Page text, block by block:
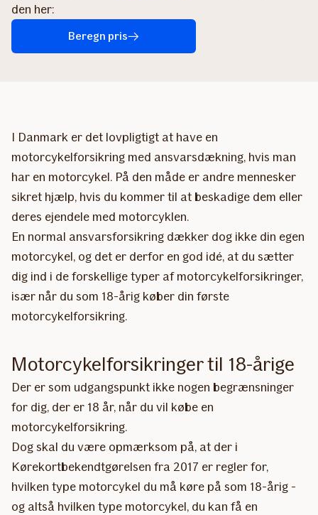
den her:
Beregn pris
I Danmark er det lovpligtigt at have en
motorcykelforsikring med ansvarsdækning, hvis man
har en motorcykel. På den måde er andre mennesker
sikret hjælp, hvis du kommer til at beskadige dem eller
deres ejendele med motorcyklen.
En normal ansvarsforsikring dækker dog ikke din egen
motorcykel, og det er derfor en god idé, at du sætter
dig ind i de forskellige typer af motorcykelforsikringer,
især når du som 18-årig køber din første
motorcykelforsikring.
Motorcykelforsikringer til 18-årige
Der er som udgangspunkt ikke nogen begrænsninger
for dig, der er 18 år, når du vil købe en
motorcykelforsikring.
Dog skal du være opmærksom på, at der i
Kørekortbekendtgørelsen fra 2017 er regler for,
hvilken type motorcykel du må køre på som 18-årig -
og altså hvilken type motorcykel, du kan få en